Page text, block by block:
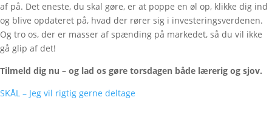
af på. Det eneste, du skal gøre, er at poppe en øl op, klikke dig ind
og blive opdateret på, hvad der rører sig i investeringsverdenen.
Og tro os, der er masser af spænding på markedet, så du vil ikke
gå glip af det!
Tilmeld dig nu – og lad os gøre torsdagen både lærerig og sjov.
SKÅL – Jeg vil rigtig gerne deltage